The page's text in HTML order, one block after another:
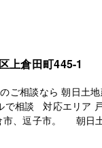
上倉田町445-1
ご相談なら 朝日土
相談 対応エリア 戸
市、逗子市。 朝日